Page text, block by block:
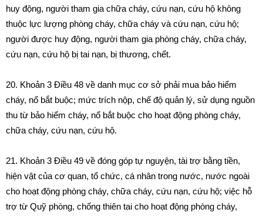
huy động, người tham gia chữa cháy, cứu nạn, cứu hộ không
thuộc lực lượng phòng cháy, chữa cháy và cứu nạn, cứu hộ;
người được huy động, người tham gia phòng cháy, chữa cháy,
cứu nạn, cứu hộ bị tai nạn, bị thương, chết.
20. Khoản 3 Điều 48 về danh mục cơ sở phải mua bảo hiểm
cháy, nổ bắt buộc; mức trích nộp, chế độ quản lý, sử dụng nguồn
thu từ bảo hiểm cháy, nổ bắt buộc cho hoạt động phòng cháy,
chữa cháy, cứu nạn, cứu hộ.
21. Khoản 3 Điều 49 về đóng góp tự nguyện, tài trợ bằng tiền,
hiện vật của cơ quan, tổ chức, cá nhân trong nước, nước ngoài
cho hoạt động phòng cháy, chữa cháy, cứu nạn, cứu hộ; việc hỗ
trợ từ Quỹ phòng, chống thiên tai cho hoạt động phòng cháy,